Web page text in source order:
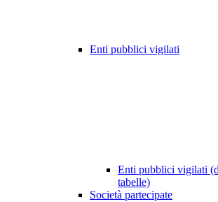
Enti pubblici vigilati
Enti pubblici vigilati
tabelle)
Società partecipate